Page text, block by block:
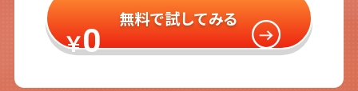
￥0
無料で試してみる